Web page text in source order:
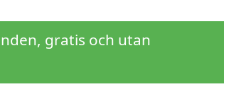
gratis och utan